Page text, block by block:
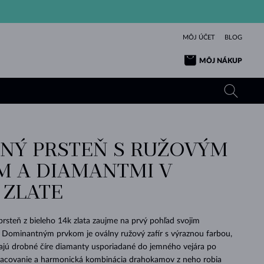
MÔJ ÚČET BLOG
MÔJ NÁKUP
VÝNIMOČNÝ
POZRIEŤ
LÁSKA
POZRIEŤ
ŽLTÉ ZLATO
RUŽOVÉ ZLATO
KRÁSOU
POZRIEŤ
TANZANITY
TOPÁSY
TURMALÍNY
PRE BÁBÄTKÁ
KRÁSNE
POZRIEŤ
TURMALÍNY
VLTAVÍNY
MINERÁLY
BIELE ZLATO
PRÍVESKY
POZRIEŤ
NÁRAMKY
POZRIEŤ
ELEGANCIA
POZRIEŤ
ZAFÍRY
SMARAGDY
VLTAVÍNY
SVADOBNÉ
ŠPERKY
POZRIEŤ
KRÁSU
POZRIEŤ
KOLEKCIE
POZRIEŤ
PRSTEŇ S RUŽOVÝM
A DIAMANTMI V
z bieleho 14k zlata zaujme na prvý pohľad svojim
prvkom je oválny ružový zafír s výraznou farbou,
drobné číre diamanty usporiadané do jemného vejára po
a harmonická kombinácia drahokamov z neho robia